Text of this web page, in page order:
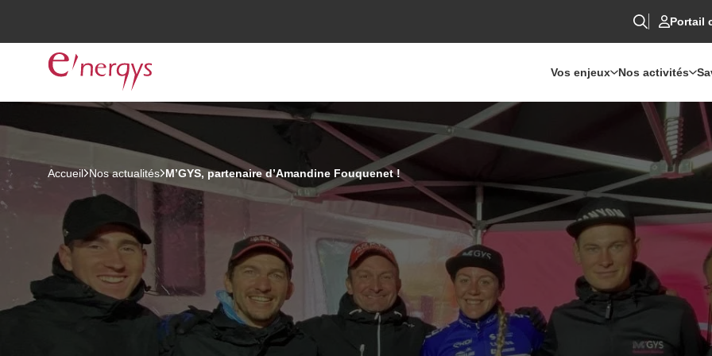
Portail
Vos enjeux Nos activités
Accueil Nos actualités M’GYS, partenaire d’Amandine Fouquenet !